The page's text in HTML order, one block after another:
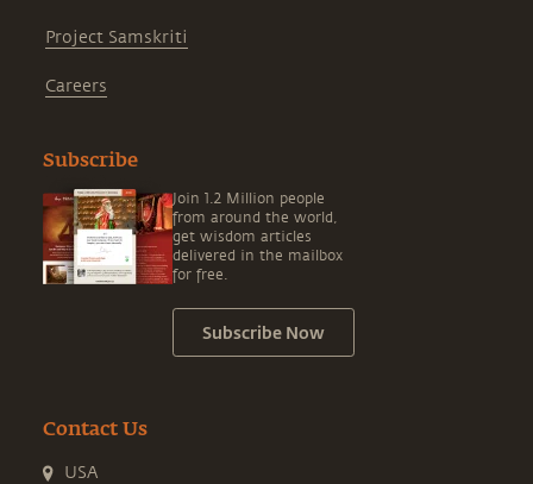
Project Samskriti
Careers
Subscribe
Join 1.2 Million people
from around the world,
get wisdom articles
delivered in the mailbox
for free.
Subscribe Now
Contact Us
USA